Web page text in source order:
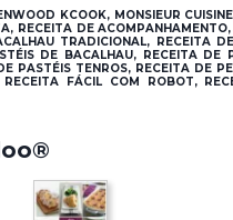
KCOOK, MONSIEUR
RECEITA DE
TRADICIONAL, RECEITA
DE BACALHAU, RECEITA DE
PASTÉIS TENROS, RECEITA DE
FÁCIL COM ROBOT,